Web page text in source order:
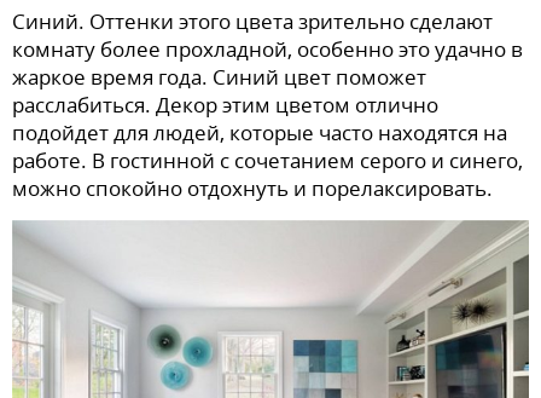
Синий. Оттенки этого цвета зрительно сделают
комнату более прохладной, особенно это удачно в
жаркое время года. Синий цвет поможет
расслабиться. Декор этим цветом отлично
подойдет для людей, которые часто находятся на
работе. В гостинной с сочетанием серого и синего,
можно спокойно отдохнуть и порелаксировать.